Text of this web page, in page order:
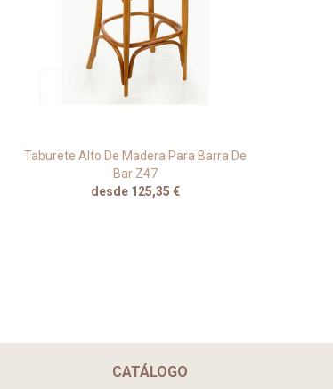
Taburete Alto De Madera Para Barra De
Bar Z47
desde 125,35 €
CATÁLOGO